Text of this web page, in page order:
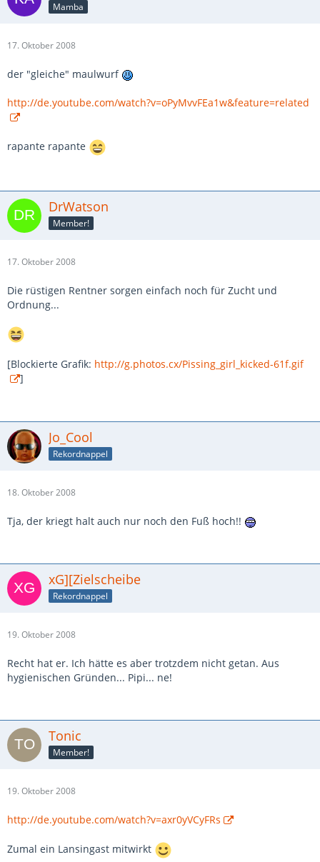
Mamba
17. Oktober 2008
der "gleiche" maulwurf
http://de.youtube.com/watch?v=oPyMvvFEa1w&feature=related
rapante rapante
DrWatson
Member!
17. Oktober 2008
Die rüstigen Rentner sorgen einfach noch für Zucht und
Ordnung...
[Blockierte Grafik: http://g.photos.cx/Pissing_girl_kicked-61f.gif
]
Jo_Cool
Rekordnappel
18. Oktober 2008
Tja, der kriegt halt auch nur noch den Fuß hoch!!
xG][Zielscheibe
Rekordnappel
19. Oktober 2008
Recht hat er. Ich hätte es aber trotzdem nicht getan. Aus
hygienischen Gründen... Pipi... ne!
Tonic
Member!
19. Oktober 2008
http://de.youtube.com/watch?v=axr0yVCyFRs
Zumal ein Lansingast mitwirkt